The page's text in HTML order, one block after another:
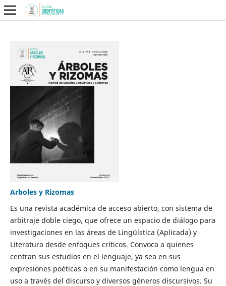
Arboles y Rizomas
Es una revista académica de acceso abierto, con sistema de
arbitraje doble ciego, que ofrece un espacio de diálogo para
investigaciones en las áreas de Lingüística (Aplicada) y
Literatura desde enfoques críticos. Convoca a quienes
centran sus estudios en el lenguaje, ya sea en sus
expresiones poéticas o en su manifestación como lengua en
uso a través del discurso y diversos géneros discursivos. Su